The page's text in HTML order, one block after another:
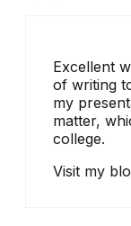
Excellent
of writing
my
matter,
college.
Visit my